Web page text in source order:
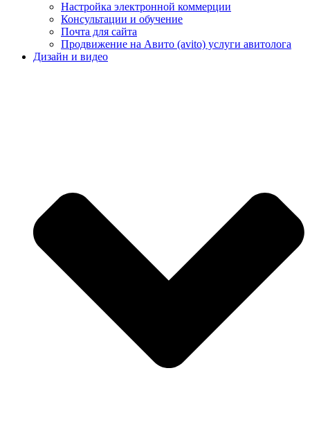
Настройка электронной коммерции
Консультации и обучение
Почта для сайта
Продвижение на Авито (avito) услуги авитолога
Дизайн и видео